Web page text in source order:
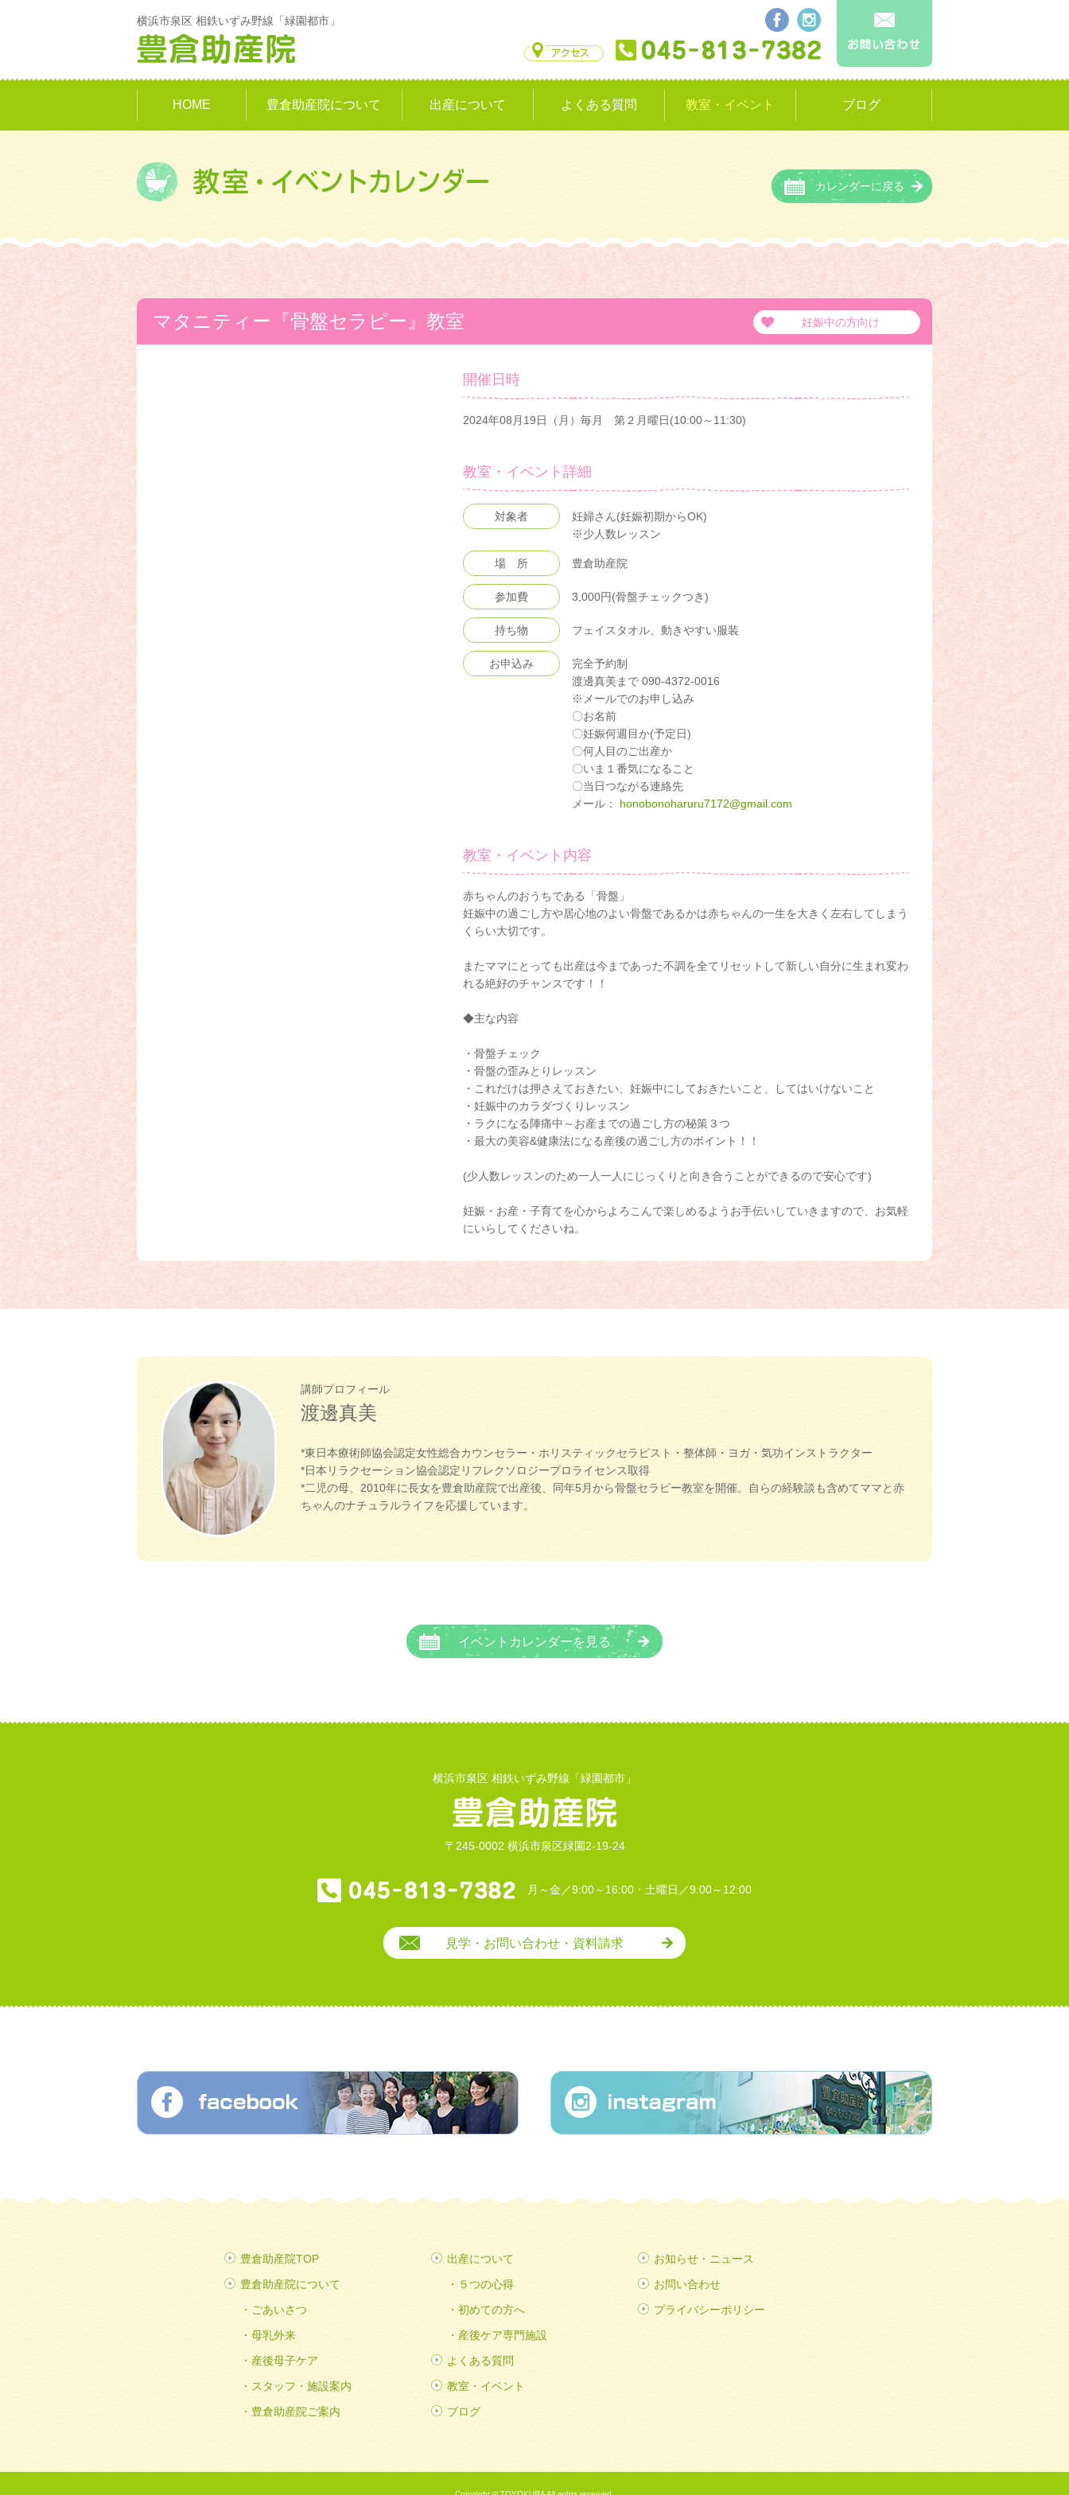
横浜市泉区 相鉄いずみ野線「緑園都市」
HOME 豊倉助産院について 出産について よくある質問 教室・イベント ブログ
カレンダーに戻る
マタニティー『骨盤セラピー』教室 妊娠中の方向け
開催日時
2024年08月19日（月）毎月 第２月曜日(10:00～11:30)
教室・イベント詳細
対象者
妊婦さん(妊娠初期からOK)
※少人数レッスン
場 所 豊倉助産院
参加費 3,000円(骨盤チェックつき)
持ち物 フェイスタオル、動きやすい服装
お申込み
完全予約制
渡邊真美まで 090-4372-0016
※メールでのお申し込み
〇お名前
〇妊娠何週目か(予定日)
〇何人目のご出産か
〇いま１番気になること
〇当日つながる連絡先
メール：
honobonoharuru7172@gmail.com
教室・イベント内容
赤ちゃんのおうちである「骨盤」
妊娠中の過ごし方や居心地のよい骨盤であるかは赤ちゃんの一生を大きく左右してしまう
くらい大切です。
またママにとっても出産は今まであった不調を全てリセットして新しい自分に生まれ変わ
れる絶好のチャンスです！！
◆主な内容
・骨盤チェック
・骨盤の歪みとりレッスン
・これだけは押さえておきたい、妊娠中にしておきたいこと、してはいけないこと
・妊娠中のカラダづくりレッスン
・ラクになる陣痛中～お産までの過ごし方の秘策３つ
・最大の美容&健康法になる産後の過ごし方のポイント！！
(少人数レッスンのため一人一人にじっくりと向き合うことができるので安心です)
妊娠・お産・子育てを心からよろこんで楽しめるようお手伝いしていきますので、お気軽
にいらしてくださいね。
講師プロフィール
渡邊真美
*東日本療術師協会認定女性総合カウンセラー・ホリスティックセラピスト・整体師・ヨガ・気功インストラクター
*日本リラクセーション協会認定リフレクソロジープロライセンス取得
*二児の母、2010年に長女を豊倉助産院で出産後、同年5月から骨盤セラピー教室を開催。自らの経験談も含めてママと赤
ちゃんのナチュラルライフを応援しています。
イベントカレンダーを見る
横浜市泉区 相鉄いずみ野線「緑園都市」
〒245-0002 横浜市泉区緑園2-19-24
月～金／9:00～16:00・土曜日／9:00～12:00
見学・お問い合わせ・資料請求
豊倉助産院TOP
豊倉助産院について
ごあいさつ
母乳外来
産後母子ケア
スタッフ・施設案内
豊倉助産院ご案内
出産について
５つの心得
初めての方へ
産後ケア専門施設
よくある質問
教室・イベント
ブログ
お知らせ・ニュース
お問い合わせ
プライバシーポリシー